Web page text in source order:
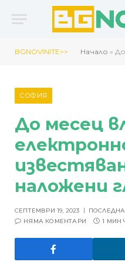
BGNOVINITE>> Начало » До
СОФИЯ
До месец
наложени
СЕПТЕМВРИ 19, 2023
НЯМА КОМЕНТАРИ
1 МИН